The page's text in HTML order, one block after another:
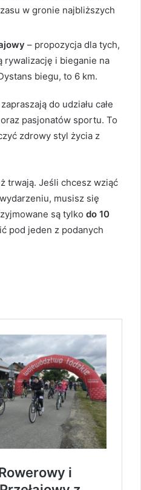
w gronie najbliższych
– propozycja dla tych,
rywalizację i bieganie na
biegu, to 6 km.
do udziału całe
pasjonatów sportu. To
zdrowy styl życia z
trwają. Jeśli chcesz wziąć
musisz się
są tylko do 10
pod jeden z podanych